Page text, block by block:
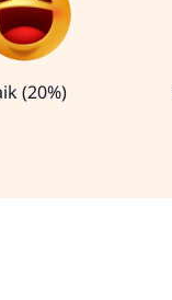
(20%)